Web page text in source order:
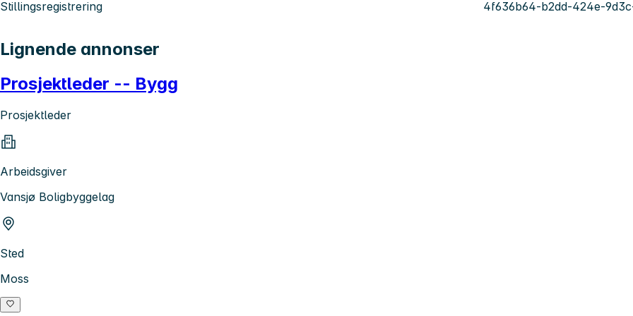
Stillingsregistrering
4f636b64-b2dd-424e-
Lignende annonser
Prosjektleder -- Bygg
Prosjektleder
Arbeidsgiver
Vansjø Boligbyggelag
Sted
Moss